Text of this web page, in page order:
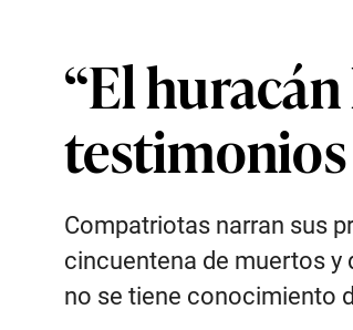
“El
testimonios
Compatriotas narran sus
cincuentena de muertos y
no se tiene conocimiento